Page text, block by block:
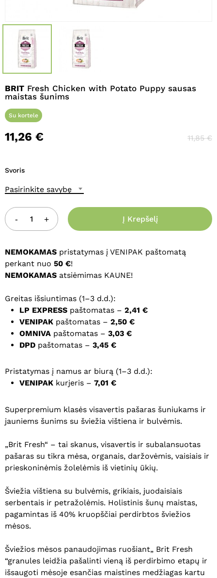
BRIT Fresh Chicken with Potato Puppy sausas
maistas šunims
Su kortele
11,26 € 11,85€
Svoris
Pasirinkite savybę
Į Krepšelį
NEMOKAMAS pristatymas į VENIPAK paštomatą
perkant nuo 50 €!
NEMOKAMAS atsiėmimas KAUNE!
Greitas išsiuntimas (1–3 d.d.):
LP EXPRESS paštomatas – 2,41 €
VENIPAK paštomatas – 2,50 €
OMNIVA paštomatas – 3,03 €
DPD paštomatas – 3,45 €
Pristatymas į namus ar biurą (1–3 d.d.):
VENIPAK kurjeris – 7,01 €
Superpremium klasės visavertis pašaras šuniukams ir
jauniems šunims su šviežia vištiena ir bulvėmis.
„Brit Fresh“ – tai skanus, visavertis ir subalansuotas
pašaras su tikra mėsa, organais, daržovėmis, vaisiais ir
prieskoninėmis žolelėmis iš vietinių ūkių.
Šviežia vištiena su bulvėmis, grikiais, juodaisiais
serbentais ir petražolėmis. Holistinis šunų maistas,
pagamintas iš 40% kruopščiai perdirbtos šviežios
mėsos.
Šviežios mėsos panaudojimas ruošiant„ Brit Fresh
“granules leidžia pašalinti vieną iš perdirbimo etapų ir
išsaugoti mėsoje esančias maistines medžiagas kartu
Pavadinimas